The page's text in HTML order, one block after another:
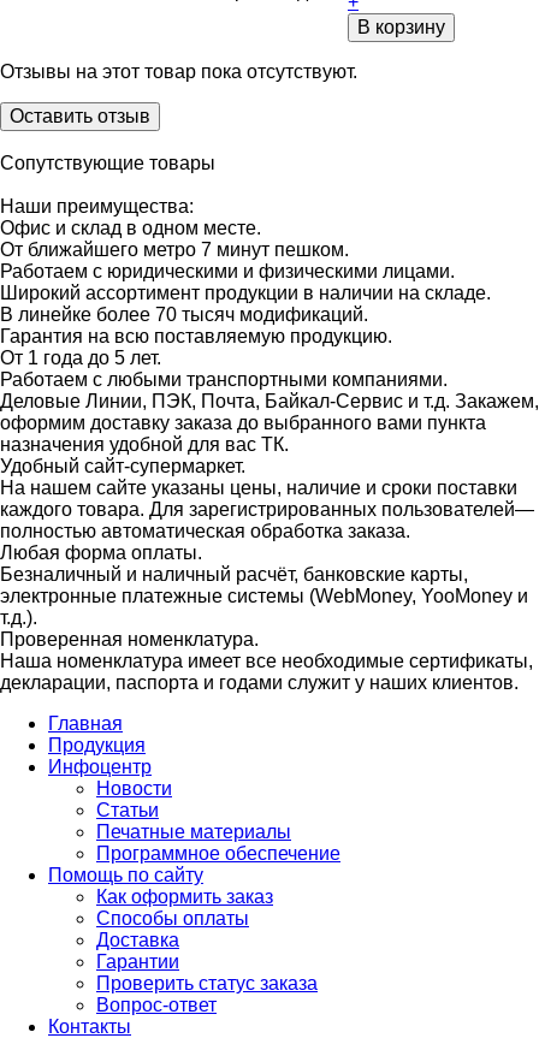
В корзину
Отзывы на этот товар пока отсутствуют.
Оставить отзыв
Сопутствующие товары
Наши преимущества:
Офис и склад в одном месте.
От ближайшего метро 7 минут пешком.
Работаем с юридическими и физическими лицами.
Широкий ассортимент продукции в наличии на складе.
В линейке более 70 тысяч модификаций.
Гарантия на всю поставляемую продукцию.
От 1 года до 5 лет.
Работаем с любыми транспортными компаниями.
Деловые Линии, ПЭК, Почта, Байкал-Сервис и т.д. Закажем,
оформим доставку заказа до выбранного вами пункта
назначения удобной для вас ТК.
Удобный сайт-супермаркет.
На нашем сайте указаны цены, наличие и сроки поставки
каждого товара. Для зарегистрированных пользователей—
полностью автоматическая обработка заказа.
Любая форма оплаты.
Безналичный и наличный расчёт, банковские карты,
электронные платежные системы (WebMoney, YooMoney и
т.д.).
Проверенная номенклатура.
Наша номенклатура имеет все необходимые сертификаты,
декларации, паспорта и годами служит у наших клиентов.
Главная
Продукция
Инфоцентр
Новости
Статьи
Печатные материалы
Программное обеспечение
Помощь по сайту
Как оформить заказ
Способы оплаты
Доставка
Гарантии
Проверить статус заказа
Вопрос-ответ
Контакты